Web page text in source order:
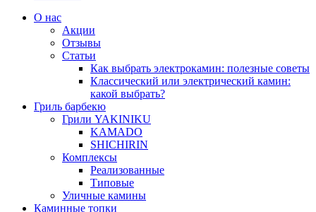
О нас
Акции
Отзывы
Статьи
Как выбрать электрокамин: полезные советы
Классический или электрический камин:
какой выбрать?
Гриль барбекю
Грили YAKINIKU
KAMADO
SHICHIRIN
Комплексы
Реализованные
Типовые
Уличные камины
Каминные топки